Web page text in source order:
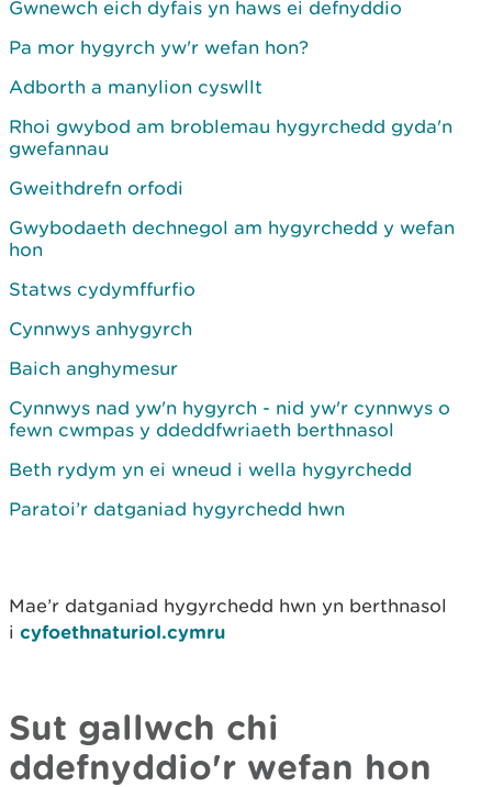
Gwnewch eich dyfais yn haws ei defnyddio
Pa mor hygyrch yw'r wefan hon?
Adborth a manylion cyswllt
Rhoi gwybod am broblemau hygyrchedd gyda'n
gwefannau
Gweithdrefn orfodi
Gwybodaeth dechnegol am hygyrchedd y wefan
hon
Statws cydymffurfio
Cynnwys anhygyrch
Baich anghymesur
Cynnwys nad yw'n hygyrch - nid yw'r cynnwys o
fewn cwmpas y ddeddfwriaeth berthnasol
Beth rydym yn ei wneud i wella hygyrchedd
Paratoi’r datganiad hygyrchedd hwn
Mae’r datganiad hygyrchedd hwn yn berthnasol
i cyfoethnaturiol.cymru
Sut gallwch chi
ddefnyddio'r wefan hon